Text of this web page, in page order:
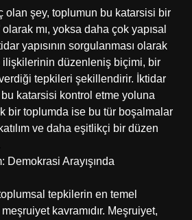
olan şey, toplumun bu katarsisi bir
mı, yoksa daha çok yapısal
yapısının sorgulanması olarak
ilişkilerinin düzenleniş biçimi, bir
tepkileri şekillendirir. İktidar
katarsisi kontrol etme yoluna
bir toplumda ise bu tür boşalmalar
ve daha eşitlikçi bir düzen
Demokrasi Arayışında
tepkilerin en temel
kavramıdır. Meşruiyet,